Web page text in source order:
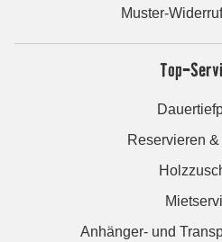
Muster-
Top-
Reservieren
Anhänger- und